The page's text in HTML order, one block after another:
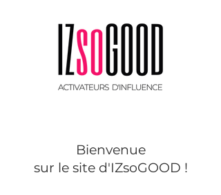
Bienvenue
sur le site d'IZsoGOOD !